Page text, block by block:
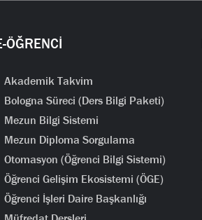
ÖĞRENCİ
Akademik Takvim
Bologna Süreci (Ders Bilgi Paketi)
Mezun Bilgi Sistemi
Mezun Diploma Sorgulama
Otomasyon (Öğrenci Bilgi Sistemi)
Öğrenci Gelişim Ekosistemi (ÖGE)
Öğrenci İşleri Daire Başkanlığı